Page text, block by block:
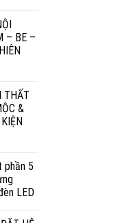
– BE –
THẤT
&
phần 5
LED